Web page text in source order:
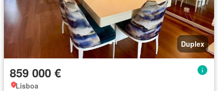
Duplex
859 000 €
Lisboa